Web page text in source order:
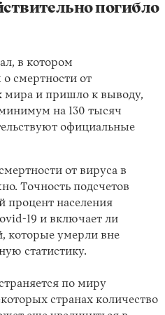
погибло
в котором
смертности от
мира и пришло к выводу,
на 130 тысяч
официальные
от вируса в
Точность подсчетов
процент населения
19 и включает ли
которые умерли вне
статистику.
по миру
странах количество